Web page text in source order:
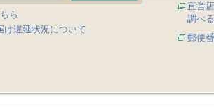
ら
け遅延状況について
直営
調べる
郵便